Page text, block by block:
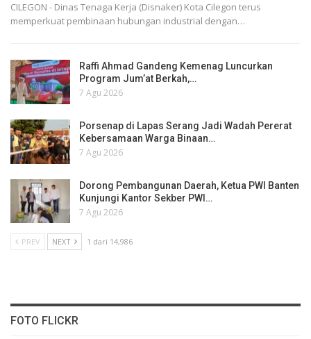
CILEGON - Dinas Tenaga Kerja (Disnaker) Kota Cilegon terus
memperkuat pembinaan hubungan industrial dengan…
Raffi Ahmad Gandeng Kemenag Luncurkan
Program Jum’at Berkah,…
7 Agu 2026
Porsenap di Lapas Serang Jadi Wadah Pererat
Kebersamaan Warga Binaan…
7 Agu 2026
Dorong Pembangunan Daerah, Ketua PWI Banten
Kunjungi Kantor Sekber PWI…
7 Agu 2026
PREV NEXT 1 dari 14,986
FOTO FLICKR